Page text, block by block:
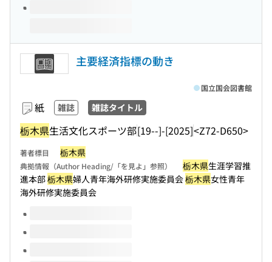
主要経済指標の動き
紙 雑誌 雑誌タイトル
栃木県生活文化スポーツ部[19--]-[2025]<Z72-D650>
国立国会図書館
著者標目 栃木県
典拠情報（Author Heading/「を見よ」参照） 栃木県生涯学習推
進本部栃木県婦人青年海外研修実施委員会栃木県女性青年
海外研修実施委員会
このタイトルの巻号